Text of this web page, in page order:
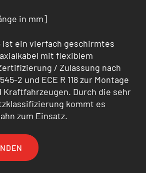
in mm]
ist ein vierfach geschirmtes
mit flexiblem
/ Zulas­sung nach
2 und ECE R 118 zur Montage
Kraftfahrzeugen. Durch die sehr
kommt es
zum Einsatz.